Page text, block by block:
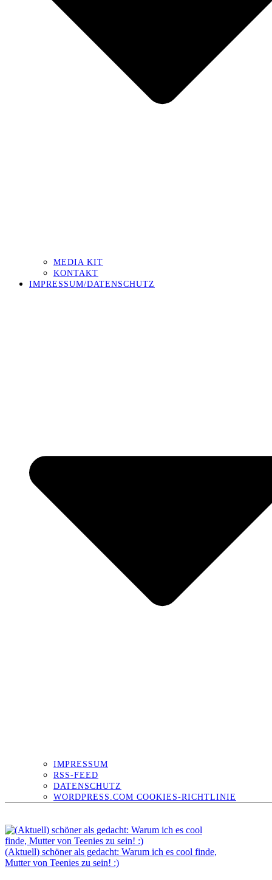
MEDIA KIT
KONTAKT
IMPRESSUM/DATENSCHUTZ
IMPRESSUM
RSS-FEED
DATENSCHUTZ
WORDPRESS.COM COOKIES-RICHTLINIE
(Aktuell) schöner als gedacht: Warum ich es cool finde,
Mutter von Teenies zu sein! :)